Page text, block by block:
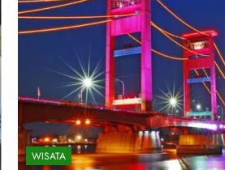
WISATA